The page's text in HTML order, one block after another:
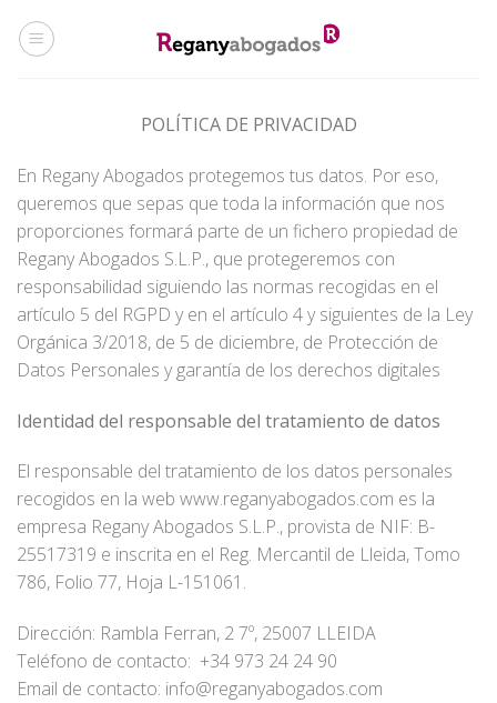
POLÍTICA DE PRIVACIDAD
En Regany Abogados protegemos tus datos. Por eso,
queremos que sepas que toda la información que nos
proporciones formará parte de un fichero propiedad de
Regany Abogados S.L.P., que protegeremos con
responsabilidad siguiendo las normas recogidas en el
artículo 5 del RGPD y en el artículo 4 y siguientes de la Ley
Orgánica 3/2018, de 5 de diciembre, de Protección de
Datos Personales y garantía de los derechos digitales
Identidad del responsable del tratamiento de datos
El responsable del tratamiento de los datos personales
recogidos en la web www.reganyabogados.com es la
empresa Regany Abogados S.L.P., provista de NIF: B-
25517319 e inscrita en el Reg. Mercantil de Lleida, Tomo
786, Folio 77, Hoja L-151061.
Dirección: Rambla Ferran, 2 7º, 25007 LLEIDA
Teléfono de contacto: +34 973 24 24 90
Email de contacto: info@reganyabogados.com